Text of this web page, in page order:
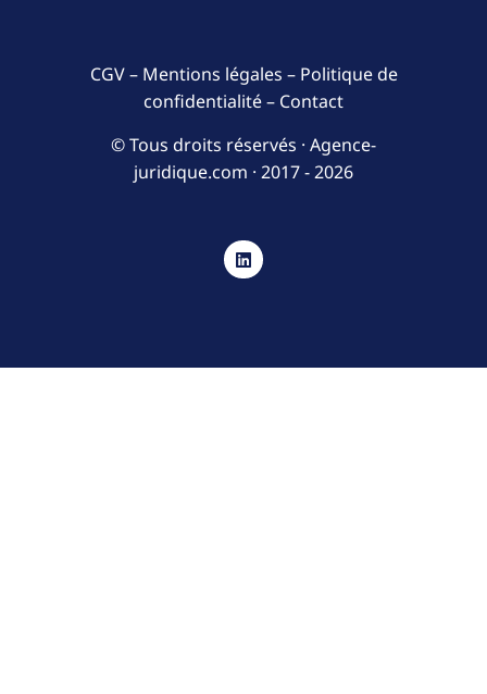
CGV– Mentions légales – Politique de
confidentialité– Contact
© Tous droits réservés · Agence-
juridique.com · 2017 - 2026